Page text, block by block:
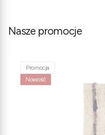
Nasze promocje
Promocja
Nowość